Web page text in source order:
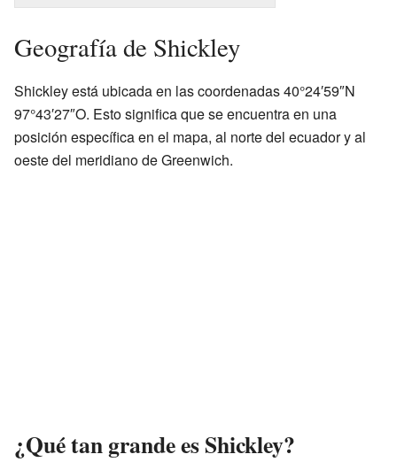
Geografía de Shickley
Shickley está ubicada en las coordenadas 40°24′59″N
97°43′27″O. Esto significa que se encuentra en una
posición específica en el mapa, al norte del ecuador y al
oeste del meridiano de Greenwich.
¿Qué tan grande es Shickley?